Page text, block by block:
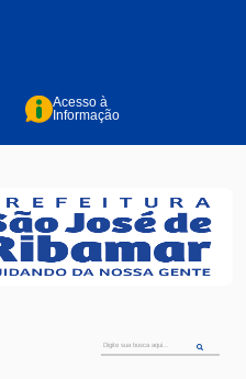
Acesso à
Informação